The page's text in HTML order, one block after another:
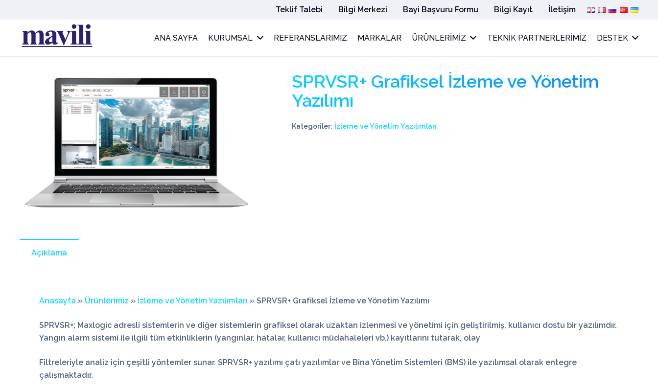
Teklif Talebi Bilgi Merkezi Bayi Başvuru Formu Bilgi Kayıt İletişim
ANA SAYFA KURUMSAL REFERANSLARIMIZ MARKALAR ÜRÜNLERIMIZ TEKNIK PARTNERLERIMIZ DESTEK
SPRVSR+ Grafiksel İzleme ve Yönetim
Yazılımı
Kategoriler: İzleme ve Yönetim Yazılımları
Açıklama
Anasayfa » Ürünlerimiz » İzleme ve Yönetim Yazılımları » SPRVSR+ Grafiksel İzleme ve Yönetim Yazılımı
SPRVSR+; Maxlogic adresli sistemlerin ve diğer sistemlerin grafiksel olarak uzaktan izlenmesi ve yönetimi için geliştirilmiş, kullanıcı dostu bir yazılımdır.
Yangın alarm sistemi ile ilgili tüm etkinliklerin (yangınlar, hatalar, kullanıcı müdahaleleri vb.) kayıtlarını tutarak, olay
Filtreleriyle analiz için çeşitli yöntemler sunar. SPRVSR+ yazılımı çatı yazılımlar ve Bina Yönetim Sistemleri (BMS) ile yazılımsal olarak entegre
çalışmaktadır.